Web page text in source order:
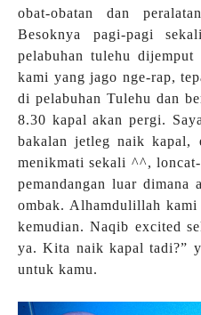
obat-obatan dan
Besoknya pagi-pagi
pelabuhan tulehu
kami yang jago nge-rap,
di pelabuhan Tulehu dan
8.30 kapal akan pergi.
bakalan jetleg naik kapal,
menikmati sekali ^^,
pemandangan luar
ombak. Alhamdulillah kami
kemudian. Naqib excited
ya. Kita naik kapal tadi?”
untuk kamu.